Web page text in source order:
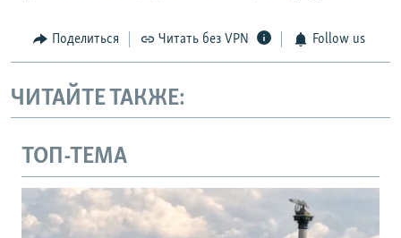
Поделиться Читать без VPN Follow us
ЧИТАЙТЕ ТАКЖЕ:
ТОП-ТЕМА